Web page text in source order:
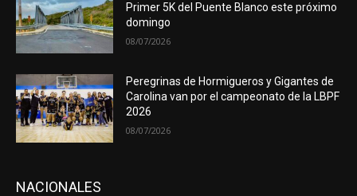
Primer 5K del Puente Blanco este próximo
domingo
08/07/2026
Peregrinas de Hormigueros y Gigantes de
Carolina van por el campeonato de la LBPF
2026
08/07/2026
NACIONALES